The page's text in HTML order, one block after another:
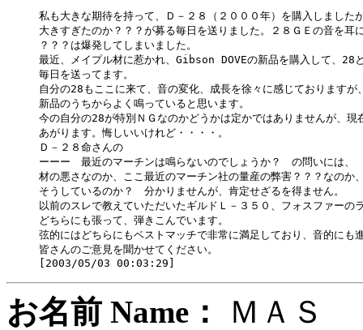
私も大きな期待を持って、Ｄ－２８（２０００年）を購入しました
大きすぎたのか？？？が募る毎日を送りました。２８ＧＥの音を耳
？？？は爆発してしまいました。
最近、メイプル材に惹かれ、Gibson DOVEの新品を購入して、28
毎日を送ってます。
自分の28もここに来て、音の変化、成長を徐々に感じておりますが
新品のうちからよく鳴っていると思います。
今の自分の28が特別ＮＧなのかどうかは定かではありませんが、現
あがります。悔しいいけれど・・・・。
Ｄ－２８命さんの
ーーー　最近のマーチンは鳴らないのでしょうか？　の問いには、
材の悪さなのか、ここ最近のマーチン社の量産の弊害？？？なのか
そうしているのか？　分かりませんが、肯定せざるを得ません。
以前のスレで教えていただいたギルドＬ－３５０、フォスファーの
どちらにも張って、弾きこんでいます。
弦的にはどちらにもベストマッチで非常に満足しており、音的にも
皆さんのご意見を聞かせてください。
お名前 Name： ＭＡ